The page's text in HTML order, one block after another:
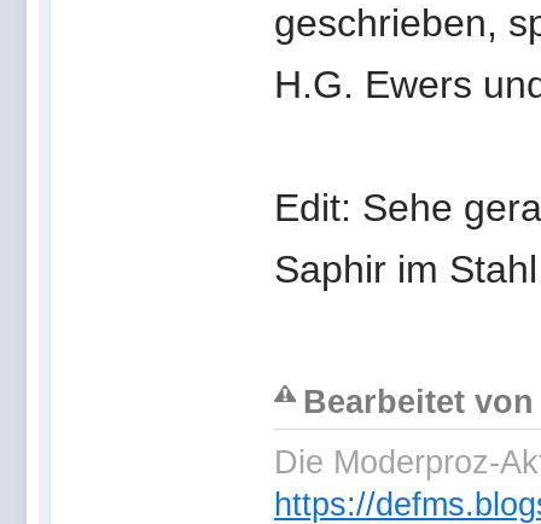
geschrieben,
H.G. Ewers
Edit: Sehe
Saphir im
Bearbeitet von
Die Moderproz-
https://